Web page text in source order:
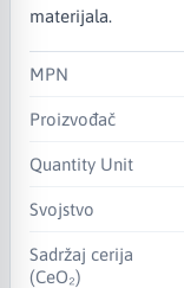
materijala.
MPN
Proizvođač
Quantity Unit
Svojstvo
Sadržaj cerija
(CeO₂)